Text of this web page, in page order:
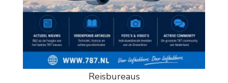
Reisbureaus